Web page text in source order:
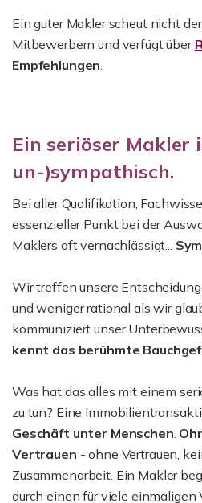
Ein guter Makler scheut nicht
Mitbewerbern und verfügt über
Empfehlungen
Ein seriöser Makler
un-)sympathisch.
Bei aller Qualifikation,
essenzieller Punkt bei der
Maklers oft vernachlässigt...
Wir treffen unsere
und weniger rational als wir
kommuniziert unser
kennt das berühmte
Was hat das alles mit einem
zu tun? Eine
Geschäft unter Menschen
Vertrauen - ohne Vertrauen,
Zusammenarbeit. Ein Makler
durch einen für viele einmaligen